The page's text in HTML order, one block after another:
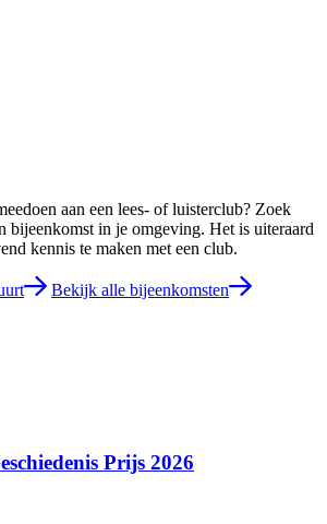
aan een lees- of luisterclub? Zoek
bijeenkomst in je omgeving. Het is uiteraard
kennis te maken met een club.
Bekijk alle bijeenkomsten
Prijs 2026